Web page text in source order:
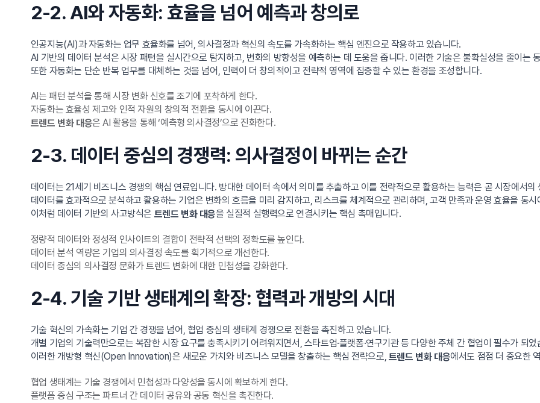
2-2. AI와 자동화: 효율을 넘어 예측과 창의로
인공지능(AI)과 자동화는 업무 효율화를 넘어, 의사결정과 혁신의 속도를 가속화하는 핵심 엔진으로 작용하고 있습니다.
AI 기반의 데이터 분석은 시장 패턴을 실시간으로 탐지하고, 변화의 방향성을 예측하는 데 도움을 줍니다. 이러한 기술은 불확실성을 줄이는
또한 자동화는 단순 반복 업무를 대체하는 것을 넘어, 인력이 더 창의적이고 전략적 영역에 집중할 수 있는 환경을 조성합니다.
AI는 패턴 분석을 통해 시장 변화 신호를 조기에 포착하게 한다.
자동화는 효율성 제고와 인적 자원의 창의적 전환을 동시에 이끈다.
트렌드 변화 대응은 AI 활용을 통해 ‘예측형 의사결정’으로 진화한다.
2-3. 데이터 중심의 경쟁력: 의사결정이 바뀌는 순간
데이터는 21세기 비즈니스 경쟁의 핵심 연료입니다. 방대한 데이터 속에서 의미를 추출하고 이를 전략적으로 활용하는 능력은 곧 시장에서의
데이터를 효과적으로 분석하고 활용하는 기업은 변화의 흐름을 미리 감지하고, 리스크를 체계적으로 관리하며, 고객 만족과 운영 효율을 동시
이처럼 데이터 기반의 사고방식은 트렌드 변화 대응을 실질적 실행력으로 연결시키는 핵심 촉매입니다.
정량적 데이터와 정성적 인사이트의 결합이 전략적 선택의 정확도를 높인다.
데이터 분석 역량은 기업의 의사결정 속도를 획기적으로 개선한다.
데이터 중심의 의사결정 문화가 트렌드 변화에 대한 민첩성을 강화한다.
2-4. 기술 기반 생태계의 확장: 협력과 개방의 시대
기술 혁신의 가속화는 기업 간 경쟁을 넘어, 협업 중심의 생태계 경쟁으로 전환을 촉진하고 있습니다.
개별 기업의 기술력만으로는 복잡한 시장 요구를 충족시키기 어려워지면서, 스타트업·플랫폼·연구기관 등 다양한 주체 간 협업이 필수가 되었
이러한 개방형 혁신(Open Innovation)은 새로운 가치와 비즈니스 모델을 창출하는 핵심 전략으로, 트렌드 변화 대응에서도 점점 더 중요한
협업 생태계는 기술 경쟁에서 민첩성과 다양성을 동시에 확보하게 한다.
플랫폼 중심 구조는 파트너 간 데이터 공유와 공동 혁신을 촉진한다.